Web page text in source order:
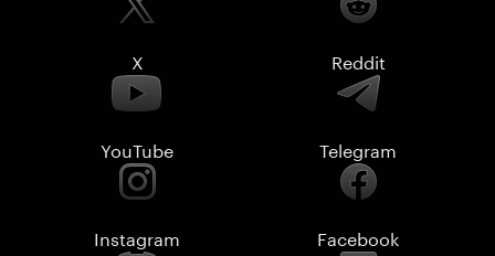
X Reddit
YouTube Telegram
Instagram Facebook